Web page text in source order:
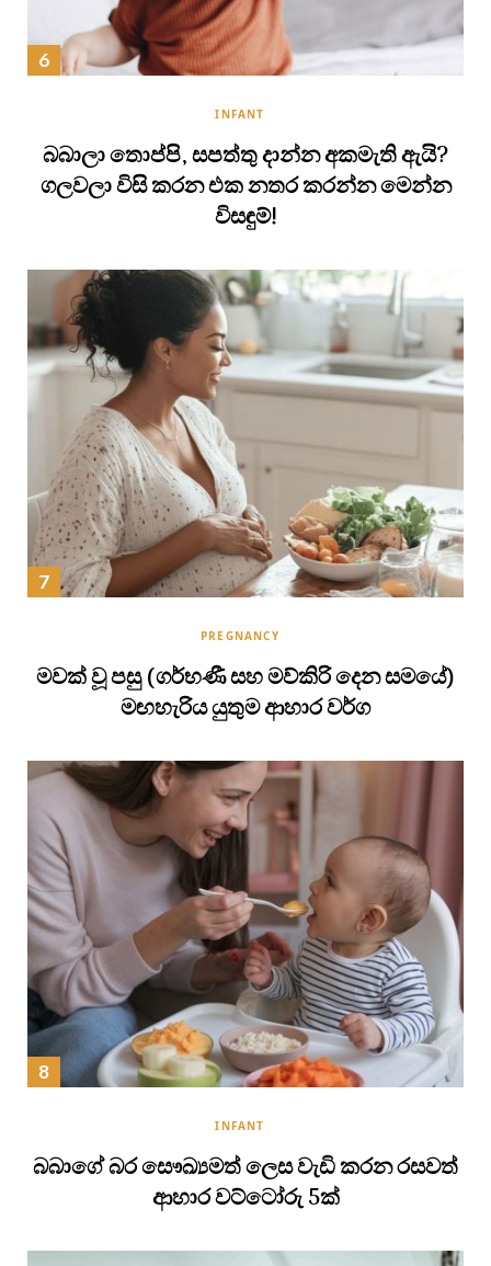
INFANT
බබාලා තොප්පි, සපත්තු දාන්න අකමැති ඇයි?
ගලවලා විසි කරන එක නතර කරන්න මෙන්න
විසඳුම්!
PREGNANCY
මවක් වූ පසු (ගර්භණී සහ මව්කිරි දෙන සමයේ)
මඟහැරිය යුතුම ආහාර වර්ග
INFANT
බබාගේ බර සෞඛ්‍යමත් ලෙස වැඩි කරන රසවත්
ආහාර වට්ටෝරු 5ක්